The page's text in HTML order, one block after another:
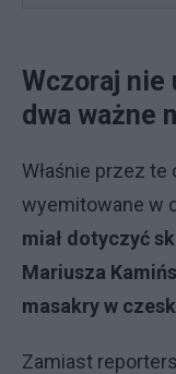
Wczoraj nie
dwa ważne
Właśnie przez te
wyemitowane w
miał dotyczyć
Mariusza
masakry w
Zamiast